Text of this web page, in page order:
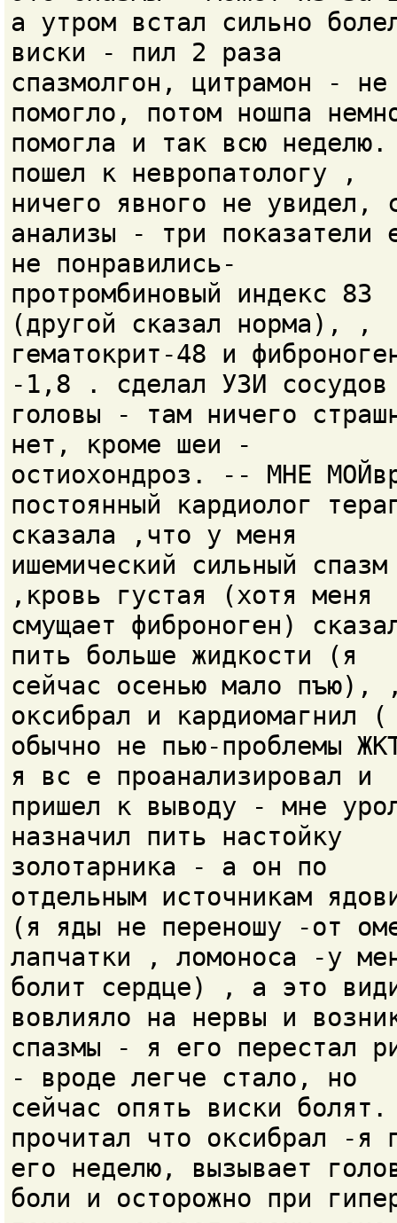
а утром встал сильно
виски - пил 2 раза
спазмолгон, цитрамон - не
помогло, потом ношпа
помогла и так всю неделю.
пошел к невропатологу ,
ничего явного не увидел,
анализы - три показатели
не понравились-
протромбиновый индекс 83
(другой сказал норма), ,
гематокрит-48 и
-1,8 . сделал УЗИ сосудов
головы - там ничего
нет, кроме шеи -
остиохондроз. -- МНЕ
постоянный кардиолог
сказала ,что у меня
ишемический сильный
,кровь густая (хотя меня
смущает фиброноген)
пить больше жидкости (я
сейчас осенью мало пъю),
оксибрал и кардиомагнил
обычно не пью-проблемы
я вс е проанализировал и
пришел к выводу - мне
назначил пить настойку
золотарника - а он по
отдельным источникам
(я яды не переношу -от
лапчатки , ломоноса -у
болит сердце) , а это
вовлияло на нервы и
спазмы - я его перестал
- вроде легче стало, но
сейчас опять виски
прочитал что оксибрал -я
его неделю, вызывает
боли и осторожно при